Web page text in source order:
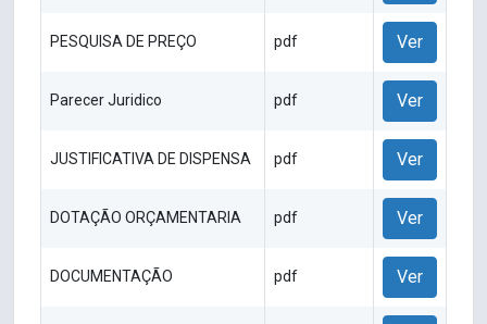
PESQUISA DE PREÇO pdf Ver
Parecer Juridico pdf Ver
JUSTIFICATIVA DE DISPENSA pdf Ver
DOTAÇÃO ORÇAMENTARIA pdf Ver
DOCUMENTAÇÃO pdf Ver